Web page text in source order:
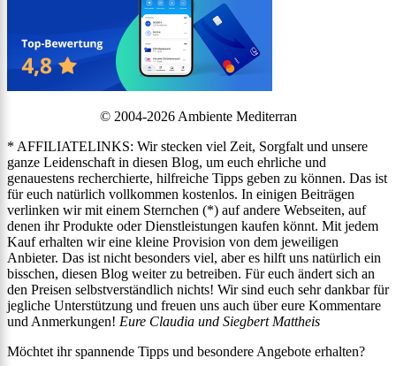
© 2004-2026 Ambiente Mediterran
* AFFILIATELINKS: Wir stecken viel Zeit, Sorgfalt und unsere
ganze Leidenschaft in diesen Blog, um euch ehrliche und
genauestens recherchierte, hilfreiche Tipps geben zu können. Das ist
für euch natürlich vollkommen kostenlos. In einigen Beiträgen
verlinken wir mit einem Sternchen (*) auf andere Webseiten, auf
denen ihr Produkte oder Dienstleistungen kaufen könnt. Mit jedem
Kauf erhalten wir eine kleine Provision von dem jeweiligen
Anbieter. Das ist nicht besonders viel, aber es hilft uns natürlich ein
bisschen, diesen Blog weiter zu betreiben. Für euch ändert sich an
den Preisen selbstverständlich nichts! Wir sind euch sehr dankbar für
jegliche Unterstützung und freuen uns auch über eure Kommentare
und Anmerkungen! Eure Claudia und Siegbert Mattheis
Möchtet ihr spannende Tipps und besondere Angebote erhalten?